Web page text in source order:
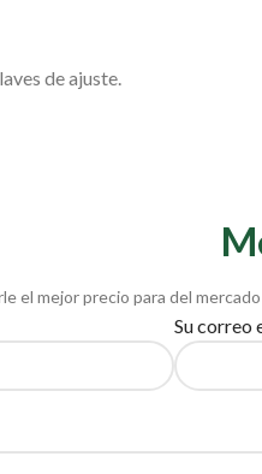
de ajuste.
el mejor precio para del
Su correo